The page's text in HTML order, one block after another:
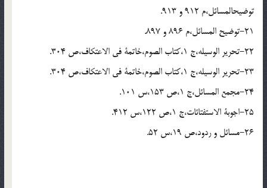
توضیح‏المسائل،م 912 و 913.
21-توضیح المسائل،م 896 و 897.
22-تحریر الوسیله،ج 1،کتاب الصوم،خاتمة فى الاعتکاف،ص 304.
23-تحریر الوسیله،ج 1،کتاب الصوم،خاتمة فى الاعتکاف،ص 304.
24-مجمع المسائل،ج 1،ص 153،س 101.
25-اجوبة الاستفتائات،ج 1،ص 122،س 412.
26-مسائل و ردود،ص 19،س 52.